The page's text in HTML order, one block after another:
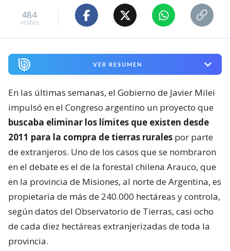
484
visitas
VER RESUMEN
En las últimas semanas, el Gobierno de Javier Milei
impulsó en el Congreso argentino un proyecto que
buscaba eliminar los límites que existen desde
2011 para la compra de tierras rurales por parte
de extranjeros. Uno de los casos que se nombraron
en el debate es el de la forestal chilena Arauco, que
en la provincia de Misiones, al norte de Argentina, es
propietaria de más de 240.000 hectáreas y controla,
según datos del Observatorio de Tierras, casi ocho
de cada diez hectáreas extranjerizadas de toda la
provincia.